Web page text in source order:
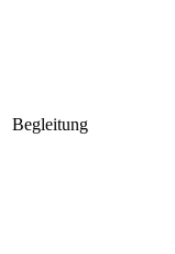
Begleitung